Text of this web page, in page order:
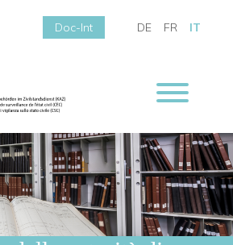
Doc-Int DE FR IT